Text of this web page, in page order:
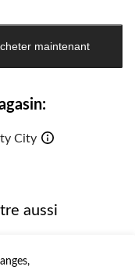
maintenant
City
aussi